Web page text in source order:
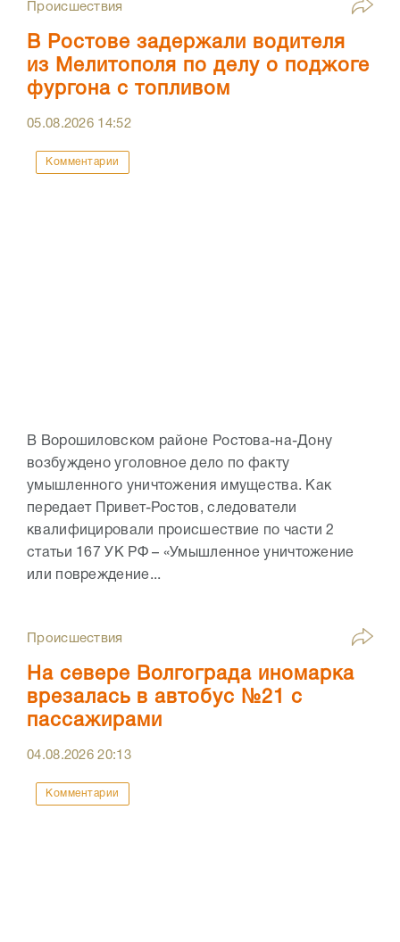
Происшествия
В Ростове задержали водителя
из Мелитополя по делу о поджоге
фургона с топливом
05.08.2026 14:52
Комментарии
В Ворошиловском районе Ростова-на-Дону
возбуждено уголовное дело по факту
умышленного уничтожения имущества. Как
передает Привет-Ростов, следователи
квалифицировали происшествие по части 2
статьи 167 УК РФ – «Умышленное уничтожение
или повреждение...
Происшествия
На севере Волгограда иномарка
врезалась в автобус №21 с
пассажирами
04.08.202620:13
Комментарии